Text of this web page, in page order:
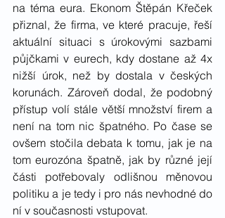
na téma eura. Ekonom Štěpán Křeček
přiznal, že firma, ve které pracuje, řeší
aktuální situaci s úrokovými sazbami
půjčkami v eurech, kdy dostane až 4x
nižší úrok, než by dostala v českých
korunách. Zároveň dodal, že podobný
přístup volí stále větší množství firem a
není na tom nic špatného. Po čase se
ovšem stočila debata k tomu, jak je na
tom eurozóna špatně, jak by různé její
části potřebovaly odlišnou měnovou
politiku a je tedy i pro nás nevhodné do
ní v současnosti vstupovat.